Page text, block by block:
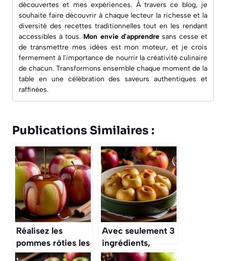
découvertes et mes expériences. À travers ce blog, je
souhaite faire découvrir à chaque lecteur la richesse et la
diversité des recettes traditionnelles tout en les rendant
accessibles à tous. Mon envie d'apprendresans cesse et
de transmettre mes idées est mon moteur, et je crois
fermement à l'importance de nourrir la créativité culinaire
de chacun. Transformons ensemble chaque moment de la
table en une célébration des saveurs authentiques et
raffinées.
Publications Similaires :
Réalisez les
pommes rôties les
plus parfumées de
Avec seulement 3
ingrédients,
réussissez les